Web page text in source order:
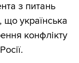
з питань
українська
конфлікту